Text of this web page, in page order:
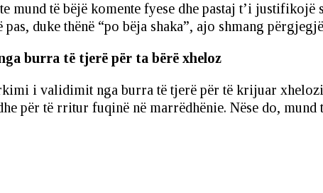
mund të bëjë komente fyese dhe pastaj t’i
pas, duke thënë “po bëja shaka”, ajo shmang
burra të tjerë për ta bërë xheloz
i validimit nga burra të tjerë për të krijuar
për të rritur fuqinë në marrëdhënie. Nëse do,